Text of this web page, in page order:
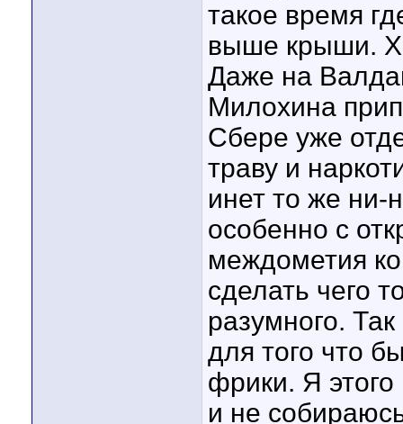
такое время
выше крыши.
Даже на
Милохина
Сбере уже
траву и
инет то же
особенно с
междометия
сделать чего
разумного.
для того что
фрики. Я
и не